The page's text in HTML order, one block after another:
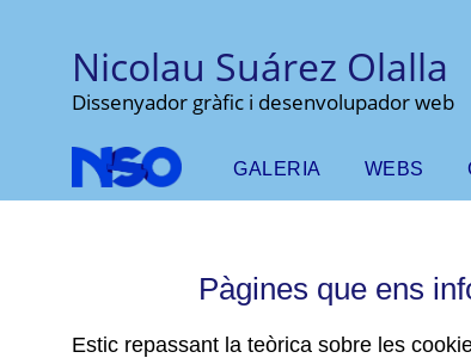
Nicolau Suárez Olalla
Dissenyador gràfic i desenvolupador web
GALERIA WEBS
Pàgines que ens
Estic repassant la teòrica sobre les